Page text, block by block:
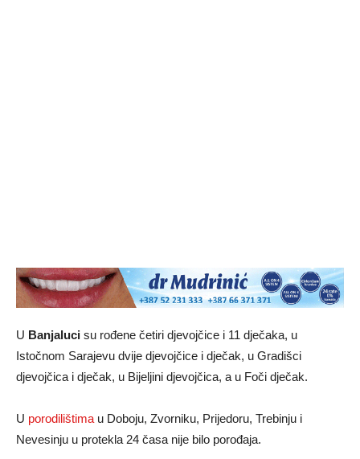
U Banjaluci su rođene četiri djevojčice i 11 dječaka, u
Istočnom Sarajevu dvije djevojčice i dječak, u Gradišci
djevojčica i dječak, u Bijeljini djevojčica, a u Foči dječak.
U porodilištima u Doboju, Zvorniku, Prijedoru, Trebinju i
Nevesinju u protekla 24 časa nije bilo porođaja.